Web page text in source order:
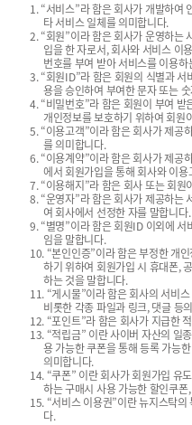
1. “서비스”라 함은 회사가 개발하여
타 서비스 일체를 의미합니다.
2. “회원”이라 함은 회사가 운영하는
입을 한 자로서, 회사와 서비스 이
번호를 부여 받아 서비스를 이용
3. “회원ID”라 함은 회원의 식별과
용을 승인하여 부여한 문자 또는
4. “비밀번호”라 함은 회원이 부여
개인정보를 보호하기 위하여 회원
5. “이용고객”이라 함은 회사가 제공
를 의미합니다.
6. “이용계약”이라 함은 회사가 제공
에서 회원가입을 통해 회사와 이
7. “이용해지”라 함은 회사 또는 회
8. “운영자”라 함은 회사가 제공하는
여 회사에서 선정한 자를 말합니다.
9. “별명”이라 함은 회원ID 이외에
임을 말합니다.
10. “본인인증”이라 함은 부정한 개
하기 위하여 회원가입 시 휴대폰,
하는 것을 말합니다.
11. “게시물”이라 함은 회사의 서비
비롯한 각종 파일과 링크, 댓글 등
12. “포인트”라 함은 회사가 지급한
13. “적립금” 이란 사이버 자산의 일
용 가능한 쿠폰을 통해 등록 가능
의미합니다.
14. “쿠폰” 이란 회사가 회원가입 유
하는 구매시 사용 가능한 할인쿠
15. “서비스 이용권”이란 뉴지스탁
다.